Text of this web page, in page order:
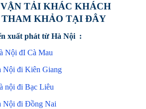
TẢI KHÁC KHÁCH
THAM KHẢO TẠI ĐÂY
xuất phát từ Hà Nội :
Nội đI Cà Mau
Nội đi Kiên Giang
nội đi Bạc Liêu
Nội đi Đồng Nai